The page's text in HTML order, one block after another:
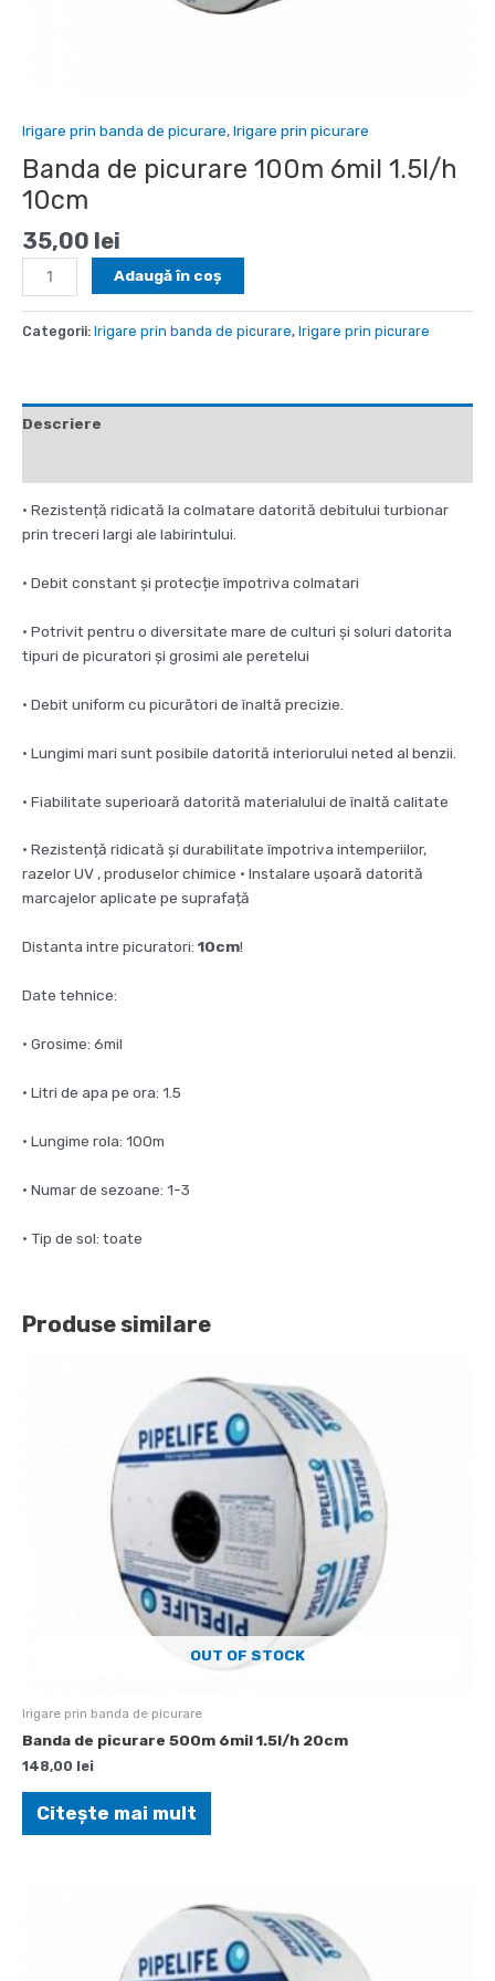
Irigare prin banda de picurare,Irigare prin picurare
Banda de picurare 100m 6mil 1.5l/h
10cm
35,00 lei
Cantitate
Banda
de
picurare
Adaugă în coș
Categorii: Irigare prin banda de picurare, Irigare prin picurare
Descriere
• Rezistență ridicată la colmatare datorită debitului turbionar
prin treceri largi ale labirintului.
• Debit constant și protecție împotriva colmatari
• Potrivit pentru o diversitate mare de culturi și soluri datorita
tipuri de picuratori și grosimi ale peretelui
• Debit uniform cu picurători de înaltă precizie.
• Lungimi mari sunt posibile datorită interiorului neted al benzii.
• Fiabilitate superioară datorită materialului de înaltă calitate
• Rezistență ridicată și durabilitate împotriva intemperiilor,
razelor UV , produselor chimice • Instalare ușoară datorită
marcajelor aplicate pe suprafață
Distanta intre picuratori: 10cm!
Date tehnice:
• Grosime: 6mil
• Litri de apa pe ora: 1.5
• Lungime rola: 100m
• Numar de sezoane: 1-3
• Tip de sol: toate
Produse similare
OUT OF STOCK
Irigare prin banda de picurare
Banda de picurare 500m 6mil 1.5l/h 20cm
148,00 lei
Citește mai mult